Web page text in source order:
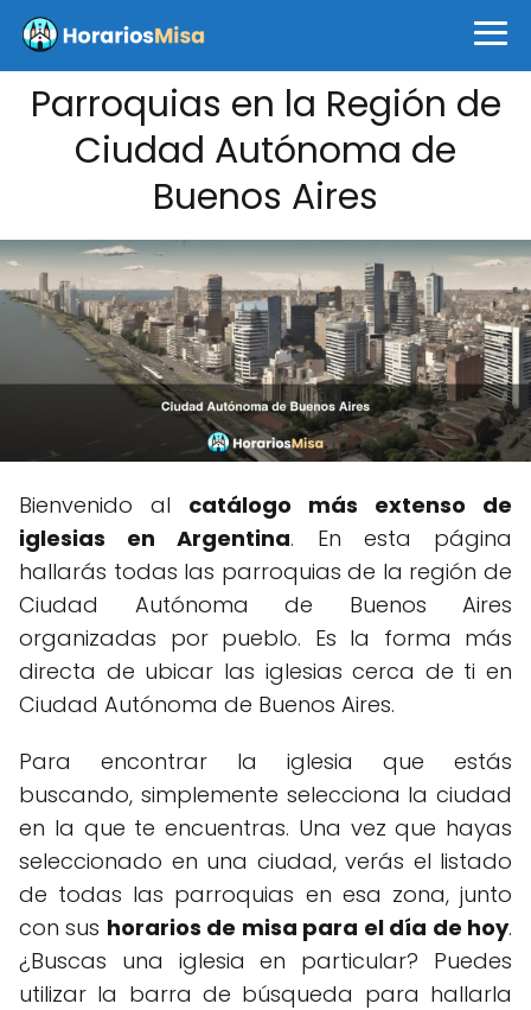
Parroquias en la Región de
Ciudad Autónoma de
Buenos Aires
Bienvenido al catálogo más extenso de
iglesias en Argentina. En esta página
hallarás todas las parroquias de la región de
Ciudad Autónoma de Buenos Aires
organizadas por pueblo. Es la forma más
directa de ubicar las iglesias cerca de ti en
Ciudad Autónoma de Buenos Aires.
Para encontrar la iglesia que estás
buscando, simplemente selecciona la ciudad
en la que te encuentras. Una vez que hayas
seleccionado en una ciudad, verás el listado
de todas las parroquias en esa zona, junto
con sus horarios de misa para el día de hoy.
¿Buscas una iglesia en particular? Puedes
utilizar la barra de búsqueda para hallarla